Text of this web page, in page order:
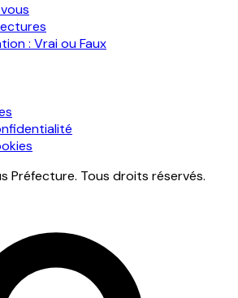
: Vrai ou Faux
Préfecture. Tous droits réservés.